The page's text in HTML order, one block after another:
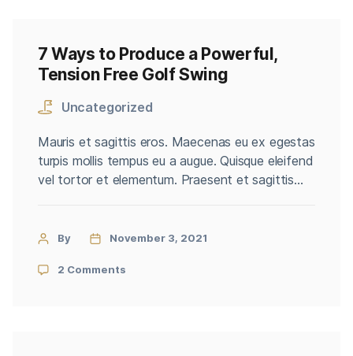
7 Ways to Produce a Powerful,
Tension Free Golf Swing
Uncategorized
Mauris et sagittis eros. Maecenas eu ex egestas
turpis mollis tempus eu a augue. Quisque eleifend
vel tortor et elementum. Praesent et sagittis
dignissim dolor. Aliquam interdum, tortor a
aliquam nisl neque vitae magna. […]
By November 3, 2021
2 Comments